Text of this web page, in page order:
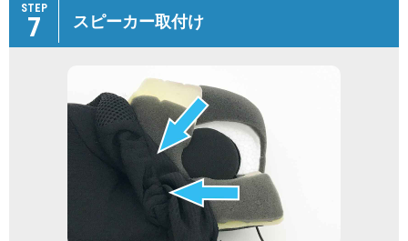
STEP
7 スピーカー取付け